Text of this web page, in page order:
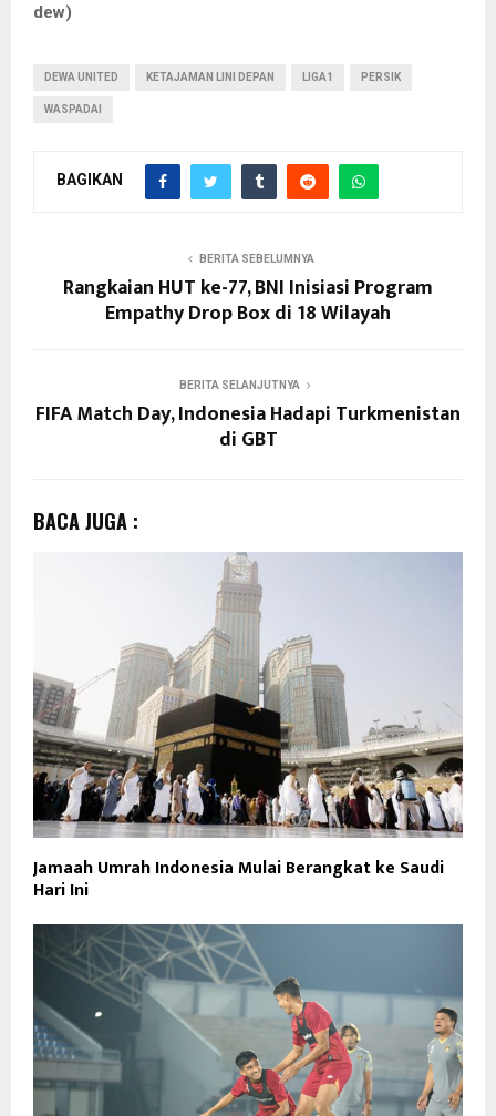
dew)
DEWA UNITED KETAJAMAN LINI DEPAN LIGA1 PERSIK
WASPADAI
BAGIKAN
BERITA SEBELUMNYA
Rangkaian HUT ke-77, BNI Inisiasi Program
Empathy Drop Box di 18 Wilayah
BERITA SELANJUTNYA
FIFA Match Day, Indonesia Hadapi Turkmenistan
di GBT
BACA JUGA :
Jamaah Umrah Indonesia Mulai Berangkat ke Saudi
Hari Ini